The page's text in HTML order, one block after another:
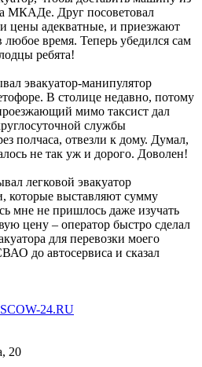
МКАДе. Друг посоветовал
и цены адекватные, и приезжают
время. Теперь убедился сам
ребята!
эвакуатор-манипулятор
В столице недавно, потому
мимо таксист дал
службы
полчаса, отвезли к дому. Думал,
не так уж и дорого. Доволен!
легковой эвакуатор
которые выставляют сумму
мне не пришлось даже изучать
цену – оператор быстро сделал
для перевозки моего
до автосервиса и сказал
24.RU
20